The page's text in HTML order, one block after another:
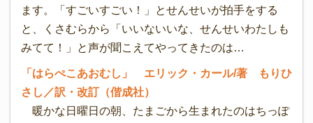
ます。「すごいすごい！」とせんせいが拍手をする
と、くさむらから「いいないいな、せんせいわたしも
みてて！」と声が聞こえてやってきたのは…
「はらぺこあおむし」 エリック・カール/著 もりひ
さし／訳・改訂（偕成社）
暖かな日曜日の朝、たまごから生まれたのはちっぽ